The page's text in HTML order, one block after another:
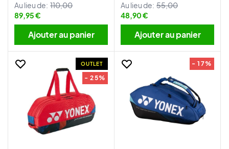
Au lieu de: 110,00
89,95 €
Ajouter au panier
Au lieu de: 55,00
48,90 €
Ajouter au panier
OUTLET
- 25%
- 17%